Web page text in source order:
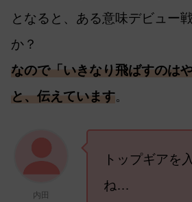
となると、ある意味デビュー
か？
なので「いきなり飛ばすのは
と、伝えています。
内田
トップギアを
ね…